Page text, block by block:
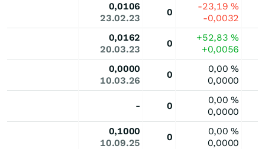
0,0106
23.02.23
0
-23,19%
-0,0032
0,0162
20.03.23
0
+52,83%
+0,0056
0,0000
10.03.26
0
0,00%
0,0000
- 0
0,00%
0,0000
0,1000
10.09.25
0
0,00%
0,0000